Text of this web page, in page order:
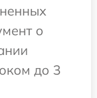
о
до 3